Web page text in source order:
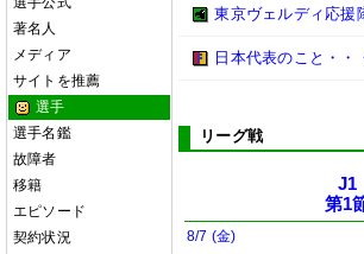
著名人
メディア
サイトを推薦
選手
選手名鑑
故障者
移籍
エピソード
契約状況
東京ヴェルディ応援
日本代表のこと・・
リーグ戦
J1
第1
8/7 (金)